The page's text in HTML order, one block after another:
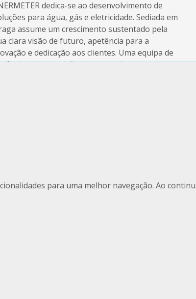
dedica-se ao desenvolvimento de
para água, gás e eletricidade. Sediada em
assume um crescimento sustentado pela
clara visão de futuro, apetência para a
e dedicação aos clientes. Uma equipa de
especializados, experientes e
PME Excelência 2024 - Mais um ano a Liderar com
para uma melhor navegação. Ao